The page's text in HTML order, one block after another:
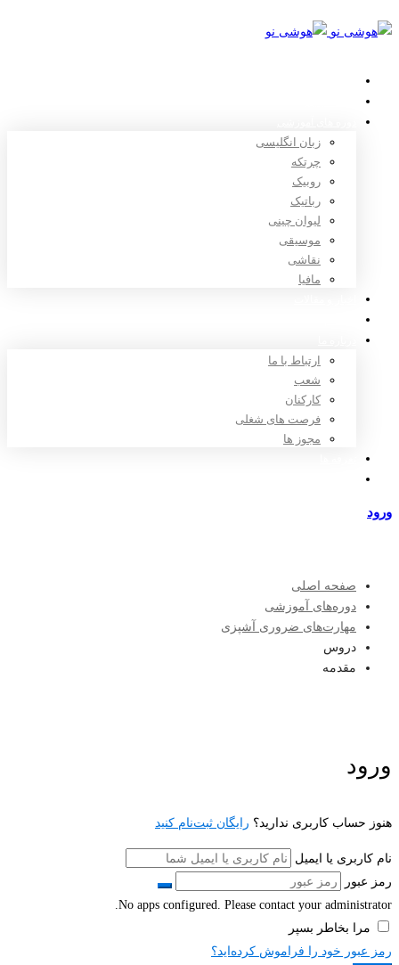
زبان انگلیسی
چرتکه
روبیک
رباتیک
لیوان چینی
موسیقی
نقاشی
مافیا
ارتباط با ما
شعب
کارکنان
فرصت های شغلی
مجوز ها
ورود
صفحه اصلی
دوره‌های آموزشی
مهارت‌های ضروری آشپزی
دروس
مقدمه
ورود
هنوز حساب کاربری ندارید؟ رایگان ثبت‌نام کنید
نام کاربری یا ایمیل
رمز عبور
No apps configured. Please contact your administrator.
مرا بخاطر بسپر
رمز عبور خود را فراموش کرده‌اید؟